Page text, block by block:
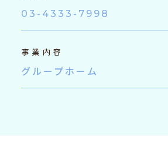
03-4333-7998
事業内容
グループホーム